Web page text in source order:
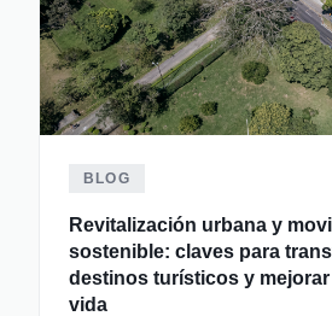
BLOG
Revitalización urbana y
sostenible: claves para
destinos turísticos y
vida